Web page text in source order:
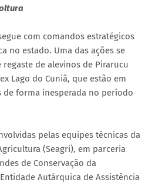
com comandos estratégicos
no estado. Uma das ações se
de alevinos de Pirarucu
Lago do Cuniã, que estão em
de forma inesperada no período
pelas equipes técnicas da
(Seagri), em parceria
de Conservação da
Autárquica de Assistência